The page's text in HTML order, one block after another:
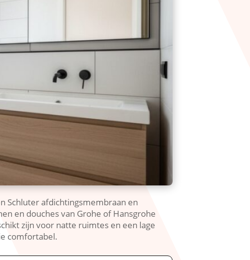
Schluter afdichtingsmembraan en
en douches van Grohe of Hansgrohe
zijn voor natte ruimtes en een lage
comfortabel.​